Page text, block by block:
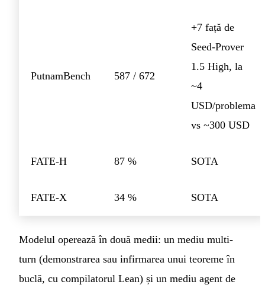
PutnamBench 587 / 672
+7 față de
Seed-Prover
1.5 High, la
~4
USD/problema
vs ~300 USD
FATE-H 87 % SOTA
FATE-X 34 % SOTA
Modelul operează în două medii: un mediu multi-
turn (demonstrarea sau infirmarea unui teoreme în
buclă, cu compilatorul Lean) și un mediu agent de